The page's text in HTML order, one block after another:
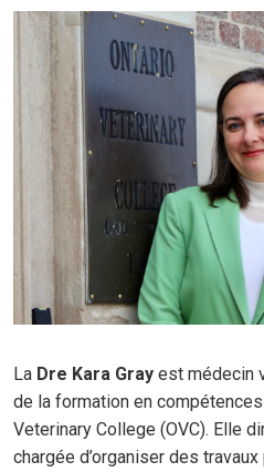
La Dre Kara Gray est médecin
de la formation en compétences
Veterinary College (OVC). Elle
chargée d’organiser des